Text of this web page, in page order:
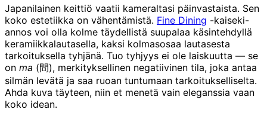
Japanilainen keittiö vaatii kameraltasi päinvastaista. Sen
koko estetiikka on vähentämistä. Fine Dining -kaiseki-
annos voi olla kolme täydellistä suupalaa käsintehdyllä
keramiikkalautasella, kaksi kolmasosaa lautasesta
tarkoituksella tyhjänä. Tuo tyhjyys ei ole laiskuutta — se
on ma (間), merkityksellinen negatiivinen tila, joka antaa
silmän levätä ja saa ruoan tuntumaan tarkoitukselliselta.
Ahda kuva täyteen, niin et menetä vain eleganssia vaan
koko idean.